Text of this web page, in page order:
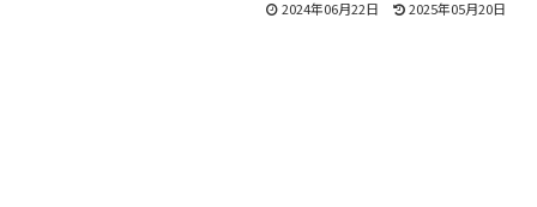
2024年06月22日 2025年05月20日